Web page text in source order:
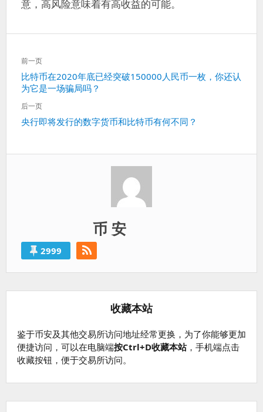
意，高风险意味着有高收益的可能。
文
章
导
航
前一页
上
一
篇：
比特币在2020年底已经突破150000人民币一枚，你还认
为它是一场骗局吗？
后一页
下
央行即将发行的数字货币和比特币有何不同？
币 安
2999
收藏本站
鉴于币安及其他交易所访问地址经常更换，为了你能够更加
便捷访问，可以在电脑端按Ctrl+D收藏本站，手机端点击
收藏按钮，便于交易所访问。